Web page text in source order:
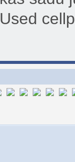
Used